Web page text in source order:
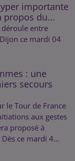
importante
propos du...
entre
ce mardi 04
: une
secours
le Tour de France
aux gestes
proposé à
ce mardi 4...